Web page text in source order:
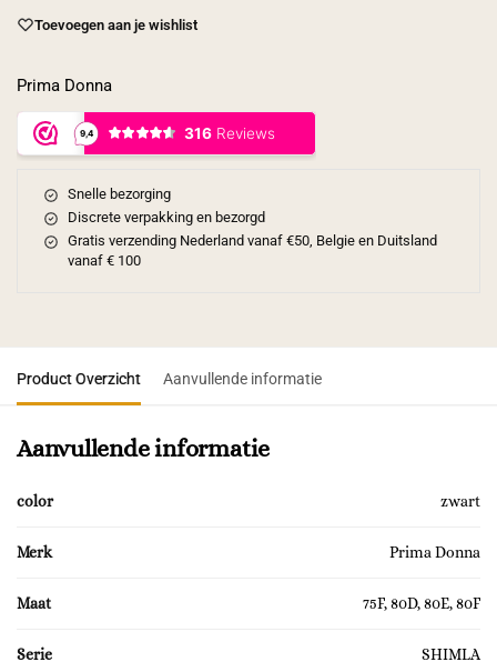
Toevoegen aan je wishlist
Prima Donna
Snelle bezorging
Discrete verpakking en bezorgd
Gratis verzending Nederland vanaf €50, Belgie en Duitsland
vanaf € 100
Product Overzicht Aanvullende informatie
Aanvullende informatie
color zwart
Merk Prima Donna
Maat 75F, 80D, 80E, 80F
Serie SHIMLA